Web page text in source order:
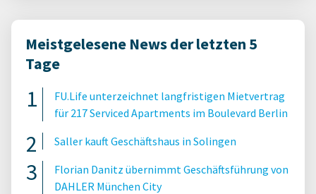
Meistgelesene News der letzten 5
Tage
FU.Life unterzeichnet langfristigen Mietvertrag
für 217 Serviced Apartments im Boulevard Berlin
Saller kauft Geschäftshaus in Solingen
Florian Danitz übernimmt Geschäftsführung von
DAHLER München City